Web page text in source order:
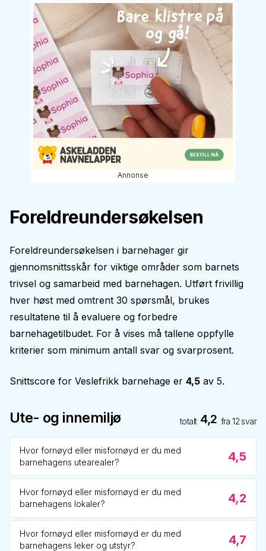
Annonse
Foreldreundersøkelsen
Foreldreundersøkelsen i barnehager gir
gjennomsnittsskår for viktige områder som barnets
trivsel og samarbeid med barnehagen. Utført frivillig
hver høst med omtrent 30 spørsmål, brukes
resultatene til å evaluere og forbedre
barnehagetilbudet. For å vises må tallene oppfylle
kriterier som minimum antall svar og svarprosent.
Snittscore for Veslefrikk barnehage er 4,5 av 5.
Ute- og innemiljø totalt 4,2 fra12 svar
Hvor fornøyd eller misfornøyd er du med
barnehagens utearealer?
4,5
Hvor fornøyd eller misfornøyd er du med
barnehagens lokaler?
4,2
Hvor fornøyd eller misfornøyd er du med
barnehagens leker og utstyr?
4,7